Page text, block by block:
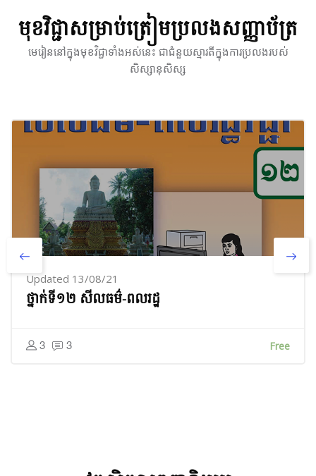
Skip [Cocoon] Courses slider
មុខវិជ្ជា​សម្រាប់​​ត្រៀម​ប្រលង​សញ្ញាប័ត្រ​
មេរៀន​នៅ​ក្នុង​មុខវិជ្ជា​ទាំងអស់​នេះ ជា​ជំនួយ​ស្មារតី​ក្នុង​ការ​ប្រលង​របស់​
សិស្សានុសិស្ស
Updated 13/08/21
ថ្នាក់ទី១២ សីលធម៌-ពលរដ្ឋ
3 3 Free